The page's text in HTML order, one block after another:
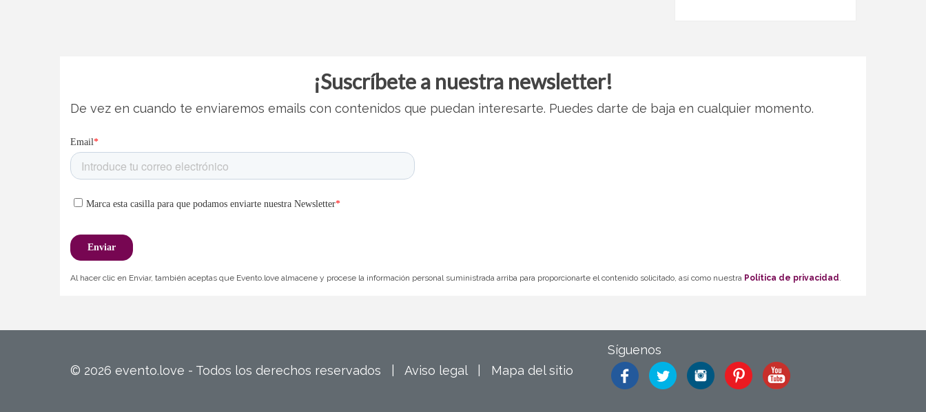
¡Suscríbete a nuestra newsletter!
De vez en cuando te enviaremos emails con contenidos que puedan interesarte. Puedes darte de baja en cualquier momento.
Al hacer clic en Enviar, también aceptas que Evento.love almacene y procese la información personal suministrada arriba para proporcionarte el contenido solicitado, así como nuestra Política de privacidad.
© 2026 evento.love - Todos los derechos reservados | Aviso legal| Mapa del sitio
Síguenos